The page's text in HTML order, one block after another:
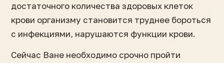
достаточного количества здоровых клеток
крови организму становится труднее бороться
с инфекциями, нарушаются функции крови.
Сейчас Ване необходимо срочно пройти